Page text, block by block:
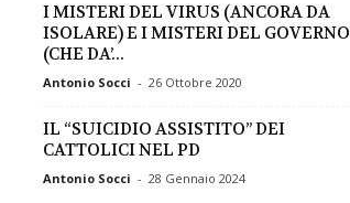
I MISTERI DEL VIRUS (ANCORA DA
ISOLARE) E I MISTERI DEL GOVERNO
(CHE DA’...
Antonio Socci - 26 Ottobre 2020
IL “SUICIDIO ASSISTITO” DEI
CATTOLICI NEL PD
Antonio Socci - 28 Gennaio 2024